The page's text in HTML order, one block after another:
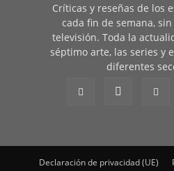
Críticas y reseñas de los
cada fin de semana,
televisión. Toda la
séptimo arte, las series y
diferentes
Declaración de privacidad (UE)